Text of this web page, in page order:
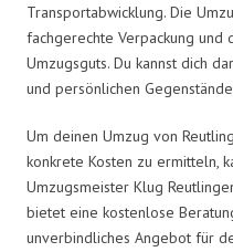
Transportabwicklung. Die
fachgerechte Verpackung
Umzugsguts. Du kannst dich
und persönlichen
Um deinen Umzug von
konkrete Kosten zu ermitteln,
Umzugsmeister Klug
bietet eine kostenlose
unverbindliches Angebot für